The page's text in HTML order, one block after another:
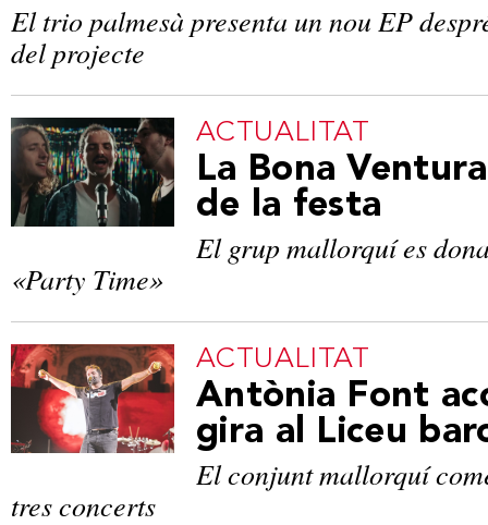
El trio palmesà presenta un nou EP
del projecte
ACTUALITAT
La Bona
de la festa
El grup mallorquí es
«Party Time»
ACTUALITAT
Antònia Font
gira al Liceu
El conjunt mallorquí
tres concerts